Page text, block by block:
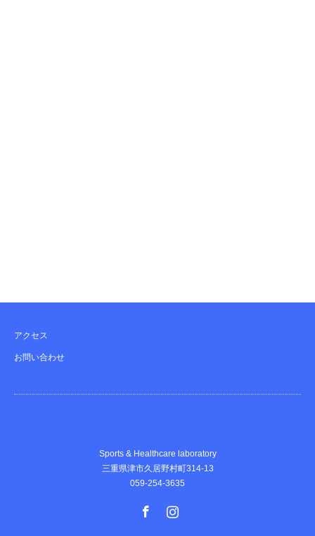
アクセス
お問い合わせ
Sports & Healthcare laboratory
三重県津市久居野村町314-13
059-254-3635